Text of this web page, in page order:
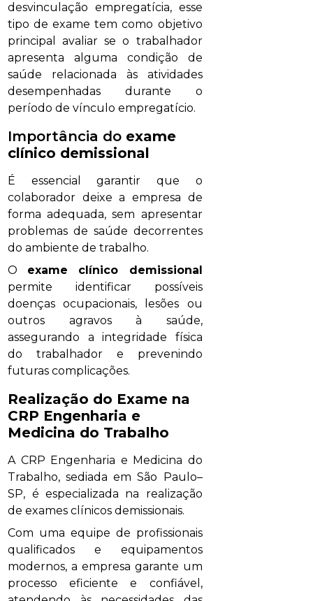
desvinculação empregatícia, esse
tipo de exame tem como objetivo
principal avaliar se o trabalhador
apresenta alguma condição de
saúde relacionada às atividades
desempenhadas durante o
período de vínculo empregatício.
Importância do exame
clínico demissional
É essencial garantir que o
colaborador deixe a empresa de
forma adequada, sem apresentar
problemas de saúde decorrentes
do ambiente de trabalho.
O exame clínico demissional
permite identificar possíveis
doenças ocupacionais, lesões ou
outros agravos à saúde,
assegurando a integridade física
do trabalhador e prevenindo
futuras complicações.
Realização do Exame na
CRP Engenharia e
Medicina do Trabalho
A CRP Engenharia e Medicina do
Trabalho, sediada em São Paulo–
SP, é especializada na realização
de exames clínicos demissionais.
Com uma equipe de profissionais
qualificados e equipamentos
modernos, a empresa garante um
processo eficiente e confiável,